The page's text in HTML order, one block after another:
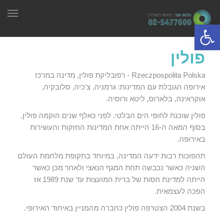
פתח סרגל נגישות
פולין
Rzeczpospolita Polska - רפובליקת פולין, מדינה במרכז
אירופה הגובלת עם המדינות: גרמניה, צ'כיה, סלובקיה,
אוקראינה, בלארוס, ליטא ורוסיה.
פולין שוכנת לחופי הים הבלטי. לפני כאלף שנים הוקמה פולין,
בסוף המאה ה-16 הייתה אחת המדינות החזקות והעשירות
באירופה.
תהפוכות רבות ידעה המדינה, במיוחד בתקופת מלחמת העולם
השניה כאשר נכבשה תחת המגף הנאצי ולאחר מכן כאשר
הייתה למדינת חסות של ברית המועצות עד שנת 1989 אז
הפכה לעצמאית.
בשנת 2004 הצטרפה פולין כחברה מהמניין באיחוד האירופי.